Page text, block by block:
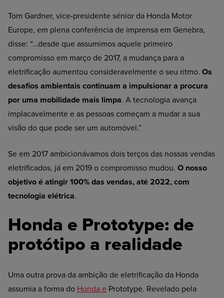
Tom Gardner, vice-presidente sénior da Honda Motor
Europe, em plena conferência de imprensa em Genebra,
disse: “…desde que assumimos aquele primeiro
compromisso em março de 2017, a mudança para a
eletrificação aumentou consideravelmente o seu ritmo. Os
desafios ambientais continuam a impulsionar a procura
por uma mobilidade mais limpa. A tecnologia avança
implacavelmente e as pessoas começam a mudar a sua
visão do que pode ser um automóvel.”
Se em 2017 ambicionávamos dois terços das nossas vendas
eletrificados, já em 2019 o compromisso mudou. O nosso
objetivo é atingir 100% das vendas, até 2022, com
tecnologia elétrica.
Honda e Prototype: de
protótipo a realidade
Uma outra prova da ambição de eletrificação da Honda
assumia a forma do Honda e Prototype. Revelado pela